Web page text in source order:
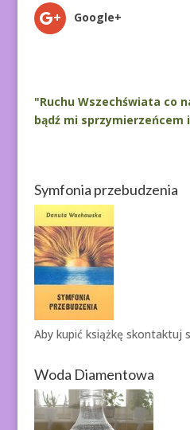
Google+
"Ruchu Wszechświata co
bądź mi sprzymierzeńcem
Symfonia przebudzenia
Aby kupić książkę skontaktuj
Woda Diamentowa